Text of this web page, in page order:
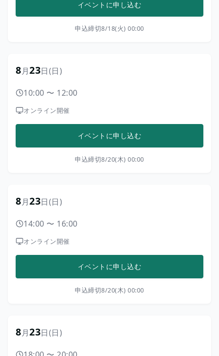
イベントに申し込む
申込締切8/18(火) 00:00
8月23日(日)
10:00 〜 12:00
オンライン開催
イベントに申し込む
申込締切8/20(木) 00:00
8月23日(日)
14:00 〜 16:00
オンライン開催
イベントに申し込む
申込締切8/20(木) 00:00
8月23日(日)